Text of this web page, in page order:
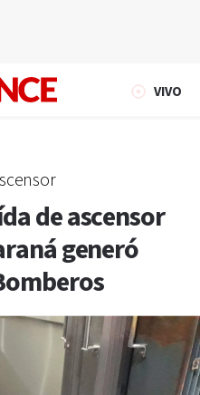
VIVO
de ascensor
generó